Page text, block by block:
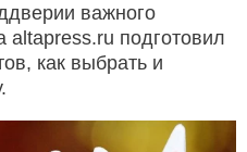
важного
altapress.ru подготовил
как выбрать и